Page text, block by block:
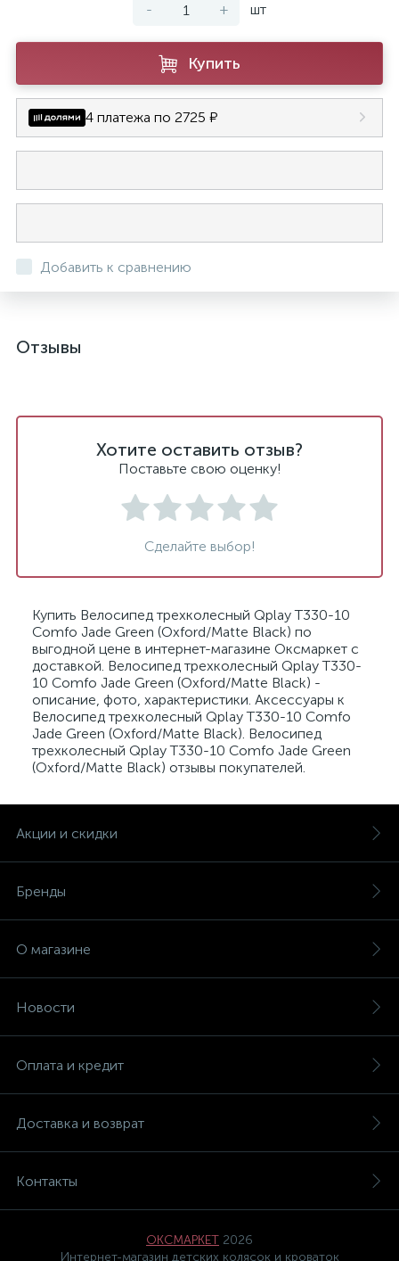
- + шт
Купить
4 платежа по 2725 ₽
Добавить к сравнению
Отзывы
Хотите оставить отзыв?
Поставьте свою оценку!
Сделайте выбор!
Купить Велосипед трехколесный Qplay T330-10
Comfo Jade Green (Oxford/Matte Black) по
выгодной цене в интернет-магазине Оксмаркет с
доставкой. Велосипед трехколесный Qplay T330-
10 Comfo Jade Green (Oxford/Matte Black) -
описание, фото, характеристики. Аксессуары к
Велосипед трехколесный Qplay T330-10 Comfo
Jade Green (Oxford/Matte Black). Велосипед
трехколесный Qplay T330-10 Comfo Jade Green
(Oxford/Matte Black) отзывы покупателей.
Акции и скидки
Бренды
О магазине
Новости
Оплата и кредит
Доставка и возврат
Контакты
ОКСМАРКЕТ 2026
Интернет-магазин детских колясок и кроваток